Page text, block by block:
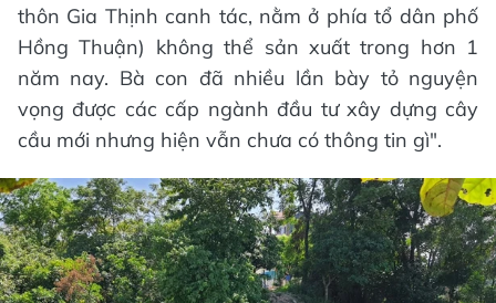
thôn Gia Thịnh canh tác, nằm ở phía tổ dân phố
Hồng Thuận) không thể sản xuất trong hơn 1
năm nay. Bà con đã nhiều lần bày tỏ nguyện
vọng được các cấp ngành đầu tư xây dựng cây
cầu mới nhưng hiện vẫn chưa có thông tin gì".